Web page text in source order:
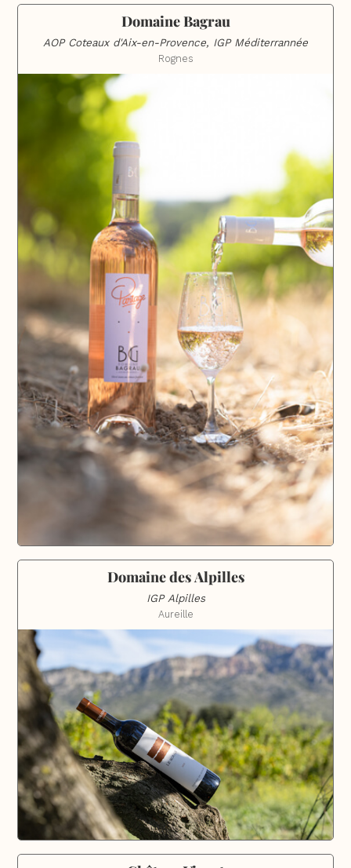
Domaine Bagrau
AOP Coteaux d'Aix-en-Provence, IGP Méditerrannée
Rognes
Domaine des Alpilles
IGP Alpilles
Aureille